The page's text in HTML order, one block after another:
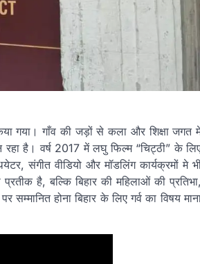
गया। गाँव की जड़ों से कला और शिक्षा जगत
है। वर्ष 2017 में लघु फिल्म “चिट्ठी” के
संगीत वीडियो और मॉडलिंग कार्यक्रमों मे
है, बल्कि बिहार की महिलाओं की प्रतिभा,
होना बिहार के लिए गर्व का विषय